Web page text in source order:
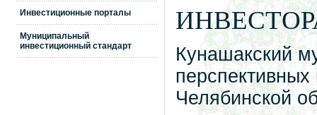
Инвестиционные порталы
Муниципальный
инвестиционный стандарт
Кунашакский
Челябинской